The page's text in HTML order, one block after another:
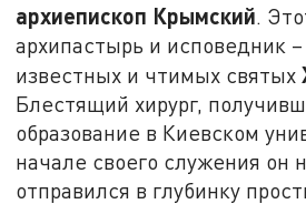
архиепископ Крымский.
архипастырь и исповедник
известных и чтимых святых
Блестящий хирург,
образование в Киевском
начале своего служения он
отправился в глубинку